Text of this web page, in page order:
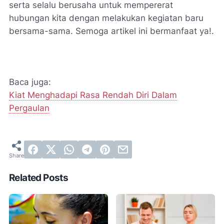
serta selalu berusaha untuk mempererat
hubungan kita dengan melakukan kegiatan baru
bersama-sama. Semoga artikel ini bermanfaat ya!.
Baca juga:
Kiat Menghadapi Rasa Rendah Diri Dalam
Pergaulan
Related Posts